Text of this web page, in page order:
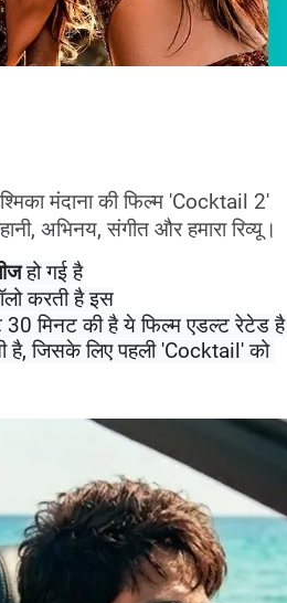
मंदाना की फिल्म 'Cocktail 2'
अभिनय, संगीत और हमारा रिव्यू।
हो गई है
करती है इस
मिनट की है ये फिल्म एडल्ट रेटेड है
है, जिसके लिए पहली 'Cocktail' को